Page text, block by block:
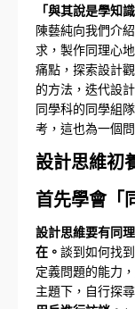
「與其說是學知
陳藝純向我們介
求，製作同理心
痛點，探索設計
的方法，迭代設
同學科的同學組
考，這也為一個
設計思維初
首先學會「
設計思維要有同
在。 談到如何找
定義問題的能力
主題下，自行探